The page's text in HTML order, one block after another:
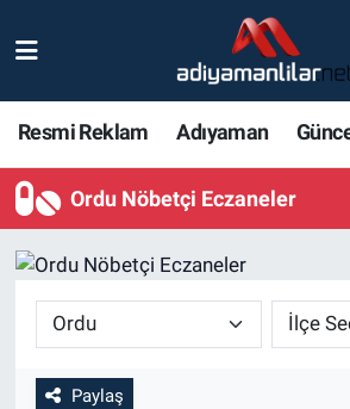
Resmi Reklam Adıyaman
Ordu Nöbetçi Eczaneler
Paylaş
Röportajlar
Magazin
Bölge Haberleri
Gündem
Nöbetçi Eczaneler
Adiyaman Namaz Vakitleri
Trafik Durumu
Süper Lig Puan Durumu ve
Tüm Manşetler